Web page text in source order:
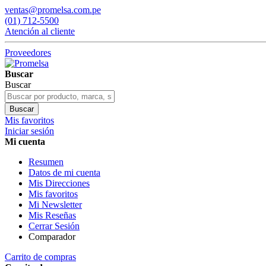
ventas@promelsa.com.pe
(01) 712-5500
Atención al cliente
Proveedores
Buscar
Buscar
Buscar
Mis favoritos
Iniciar sesión
Mi cuenta
Resumen
Datos de mi cuenta
Mis Direcciones
Mis favoritos
Mi Newsletter
Mis Reseñas
Cerrar Sesión
Comparador
Carrito de compras